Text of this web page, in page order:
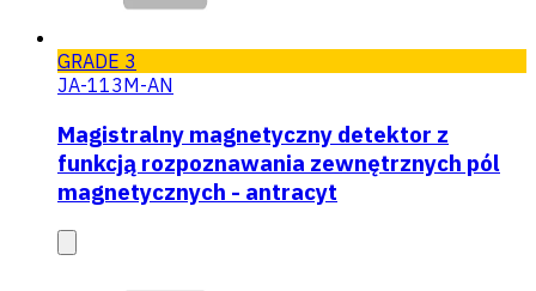
GRADE 3
JA-113M-AN
Magistralny magnetyczny detektor z
funkcją rozpoznawania zewnętrznych pól
magnetycznych - antracyt